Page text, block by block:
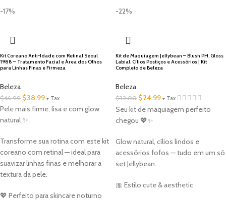
-17%
Kit Coreano Anti-Idade com Retinal Seoul
1988 – Tratamento Facial e Área dos Olhos
para Linhas Finas e Firmeza
Beleza
$46.99 $38.99 + Tax
Pele mais firme, lisa e com glow
natural ✨
Transforme sua rotina com este kit
coreano com retinal — ideal para
suavizar linhas finas e melhorar a
textura da pele.
💖 Perfeito para skincare noturno
-22%
Kit de Maquiagem Jellybean – Blush PH, Gloss
Labial, Cílios Postiços e Acessórios | Kit
Completo de Beleza
Beleza
$32.00 $24.99 + Tax
Seu kit de maquiagem perfeito
chegou 💖✨
Glow natural, cílios lindos e
acessórios fofos — tudo em um só
set Jellybean.
🎀 Estilo cute & aesthetic